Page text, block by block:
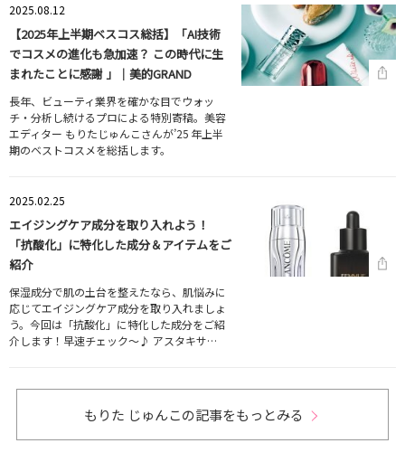
2025.08.12
【2025年上半期ベスコス総括】「AI技術
でコスメの進化も急加速？ この時代に生
まれたことに感謝 」｜美的GRAND
長年、ビューティ業界を確かな目でウォッ
チ・分析し続けるプロによる特別寄稿。美容
エディター もりたじゅんこさんが’25 年上半
期のベストコスメを総括します。
2025.02.25
エイジングケア成分を取り入れよう！
「抗酸化」に特化した成分＆アイテムをご
紹介
保湿成分で肌の土台を整えたなら、肌悩みに
応じてエイジングケア成分を取り入れましょ
う。今回は「抗酸化」に特化した成分をご紹
介します！早速チェック～♪ アスタキサ…
もりた じゅんこの記事をもっとみる